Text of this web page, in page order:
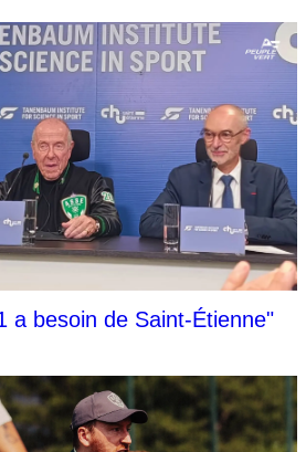
a besoin de Saint-Étienne"